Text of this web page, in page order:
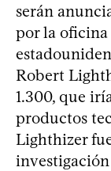
serán
por la
Robert
1.300, que
productos
Lighthizer